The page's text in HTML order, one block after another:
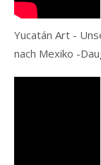
Yucatán Art -
nach Mexiko -